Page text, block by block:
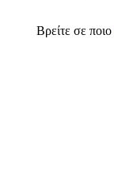
Βρείτε σε ποιο